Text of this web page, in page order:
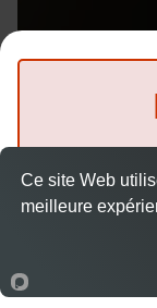
Accueil
Ce site Web
meilleure